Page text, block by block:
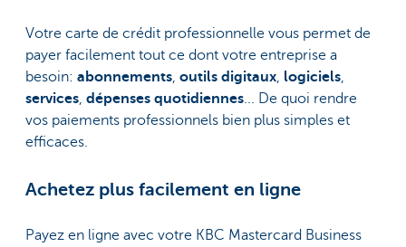
Votre carte de crédit professionnelle vous permet de
payer facilement tout ce dont votre entreprise a
besoin: abonnements, outils digitaux, logiciels,
services, dépenses quotidiennes... De quoi rendre
vos paiements professionnels bien plus simples et
efficaces.
Achetez plus facilement en ligne
Payez en ligne avec votre KBC Mastercard Business